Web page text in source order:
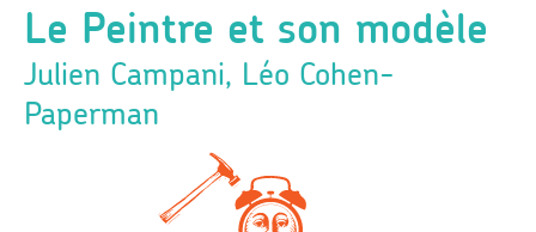
Le Peintre et son modèle
Julien Campani, Léo Cohen-
Paperman